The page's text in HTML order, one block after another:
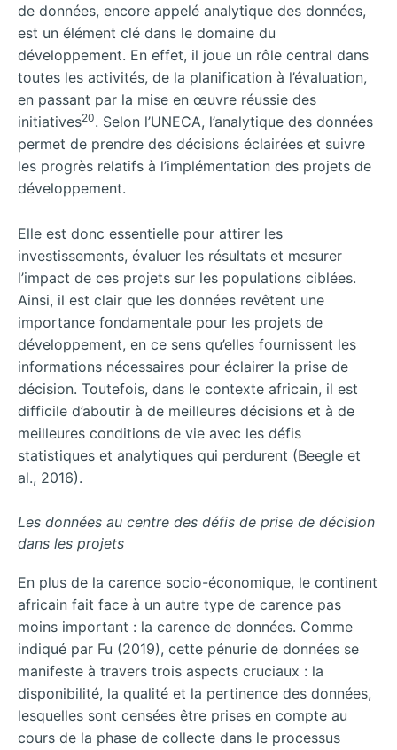
de données, encore appelé analytique des données,
est un élément clé dans le domaine du
développement. En effet, il joue un rôle central dans
toutes les activités, de la planification à l’évaluation,
en passant par la mise en œuvre réussie des
initiatives20. Selon l’UNECA, l’analytique des données
permet de prendre des décisions éclairées et suivre
les progrès relatifs à l’implémentation des projets de
développement.
Elle est donc essentielle pour attirer les
investissements, évaluer les résultats et mesurer
l’impact de ces projets sur les populations ciblées.
Ainsi, il est clair que les données revêtent une
importance fondamentale pour les projets de
développement, en ce sens qu’elles fournissent les
informations nécessaires pour éclairer la prise de
décision. Toutefois, dans le contexte africain, il est
difficile d’aboutir à de meilleures décisions et à de
meilleures conditions de vie avec les défis
statistiques et analytiques qui perdurent (Beegle et
al., 2016).
Les données au centre des défis de prise de décision
dans les projets
En plus de la carence socio-économique, le continent
africain fait face à un autre type de carence pas
moins important : la carence de données. Comme
indiqué par Fu (2019), cette pénurie de données se
manifeste à travers trois aspects cruciaux : la
disponibilité, la qualité et la pertinence des données,
lesquelles sont censées être prises en compte au
cours de la phase de collecte dans le processus